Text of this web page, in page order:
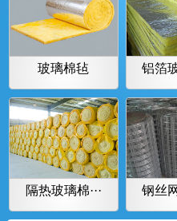
玻璃棉毡 铝箔
隔热玻璃棉··· 钢丝